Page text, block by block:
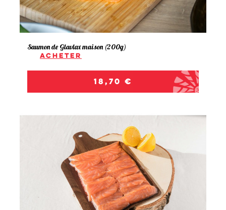
Saumon de Glavlax maison (200g)
Acheter
Prix
18,70 €